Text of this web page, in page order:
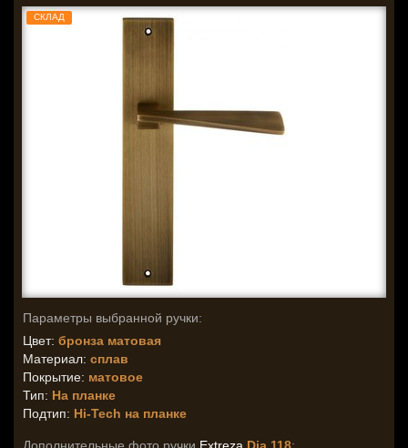
СКЛАД
Параметры выбранной ручки:
Цвет: бронза матовая
Материал: сплав
Покрытие: матовое
Тип: На планке
Подтип: Hi-Tech на планке